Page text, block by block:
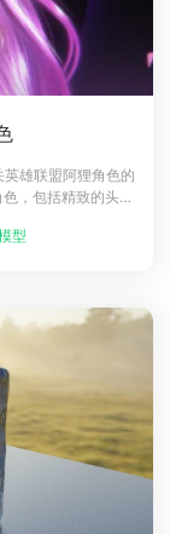
雄联盟阿狸角色的
，包括精致的头发
自日本的Takumi，
型